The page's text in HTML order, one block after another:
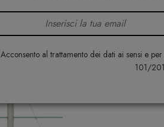
Acconsento al trattamento dei dati ai sensi e
101/